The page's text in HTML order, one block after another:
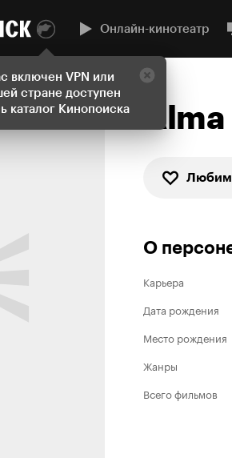
включен VPN или
стране доступен
каталог Кинопоиска
Онлайн-кинотеатр
О
Карьера
Дата рождения
Место рождения
Жанры
Всего фильмов